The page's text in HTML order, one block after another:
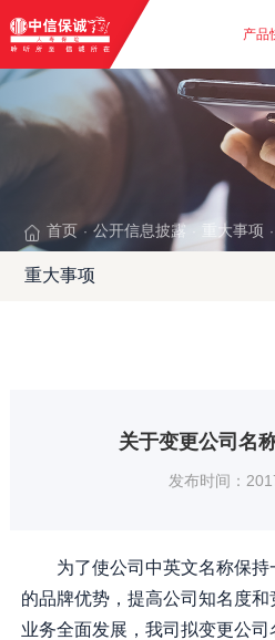
产品
首页 · 公开信息披露 重大事项 ·
重大事项
关于变更公司名
发布时间：
为了使公司中英文名称保持
的品牌优势，提高公司知名度
业务全面发展，我司拟变更公